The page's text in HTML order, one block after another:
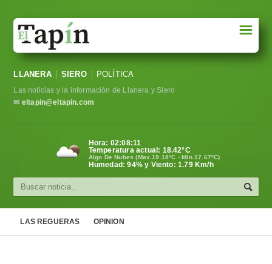
Sociedad
Política
Cultura
☰
LLANERA SIERO POLÍTICA
Las noticias y la información de Llanera y Siero
✉ eltapin@eltapin.com
Hora: 02:08:12
Temperatura actual: 18.42°C
Algo De Nubes (Max.19.18ºC - Min.17.67ºC)
Humedad: 94% y Viento: 1.79 Km/h
LAS REGUERAS OPINION